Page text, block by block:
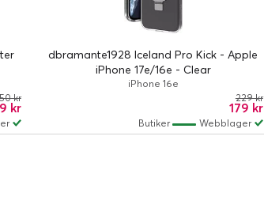
kr
kr
dbramante1928 Iceland Pro Kick - Apple
iPhone 17e/16e - Clear
iPhone 16e
179 kr
229 kr
Webblager
Butiker